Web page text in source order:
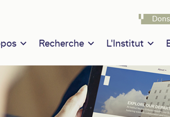
navigation
Recherche L'Institut
Dons